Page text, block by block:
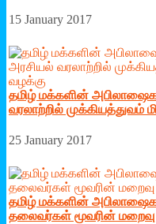
15 January 2017
தமிழ் மக்களின்
வரலாற்றில் முக்கியத்துவம்
25 January 2017
தமிழ் மக்களின்
தலைவர்கள் மூவரின் மறைவு